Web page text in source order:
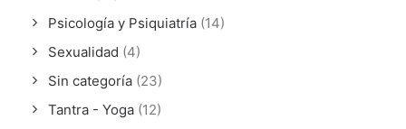
Psicología y Psiquiatría (14)
Sexualidad (4)
Sin categoría (23)
Tantra - Yoga (12)